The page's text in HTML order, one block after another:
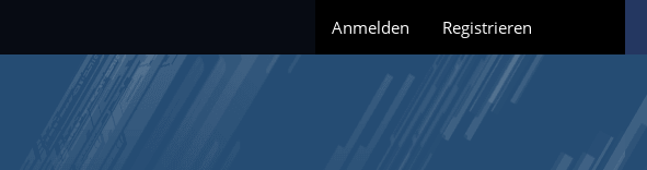
Anmelden Registrieren